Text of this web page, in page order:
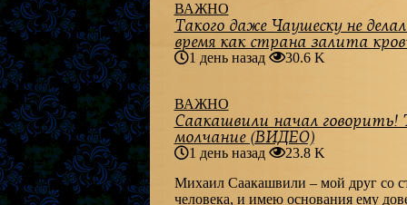
ВАЖНО
Такого даже Чаушеску не
время как страна залита
1 день назад 30.6 K
ВАЖНО
Саакашвили начал говорить!
молчание (ВИДЕО)
1 день назад
23.8 K
Михаил Саакашвили – мой друг со
человека, и имею основания ему